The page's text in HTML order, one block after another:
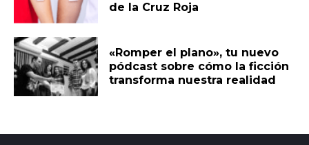
de la Cruz Roja
«Romper el plano», tu nuevo
pódcast sobre cómo la ficción
transforma nuestra realidad